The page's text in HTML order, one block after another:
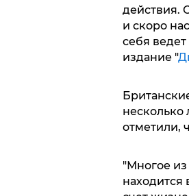
действия.
и скоро
себя
издание "
отметили,
"Многое из
находится